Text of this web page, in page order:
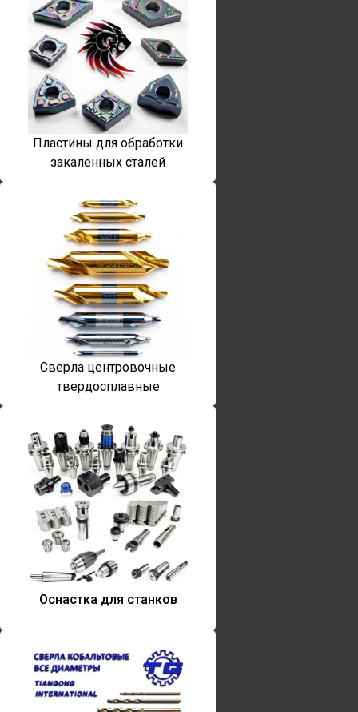
Пластины для обработки
закаленных сталей
Сверла центровочные
твердосплавные
Оснастка для станков